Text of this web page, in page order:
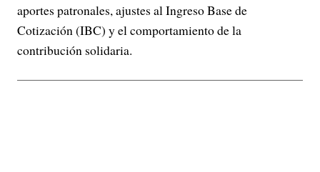
aportes patronales, ajustes al Ingreso Base de
Cotización (IBC) y el comportamiento de la
contribución solidaria.